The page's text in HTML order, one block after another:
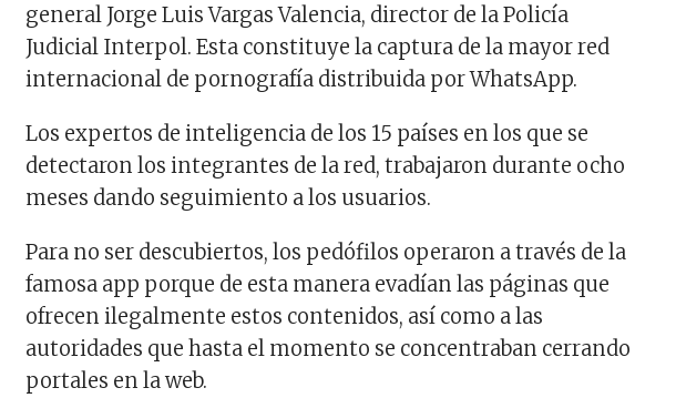
general Jorge Luis Vargas Valencia, director de la Policía
Judicial Interpol. Esta constituye la captura de la mayor red
internacional de pornografía distribuida por WhatsApp.
Los expertos de inteligencia de los 15 países en los que se
detectaron los integrantes de la red, trabajaron durante ocho
meses dando seguimiento a los usuarios.
Para no ser descubiertos, los pedófilos operaron a través de la
famosa app porque de esta manera evadían las páginas que
ofrecen ilegalmente estos contenidos, así como a las
autoridades que hasta el momento se concentraban cerrando
portales en la web.